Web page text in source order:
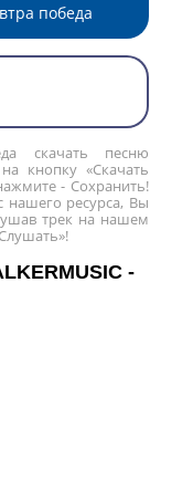
победа
скачать песню
кнопку «Скачать
- Сохранить!
ресурса, Вы
трек на нашем
-